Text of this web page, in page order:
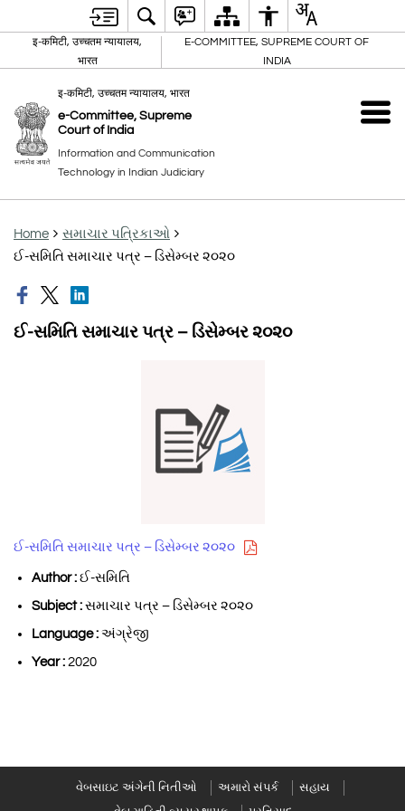
इ-कमिटी, उच्चतम न्यायालय,
भारत
E-COMMITTEE, SUPREME COURT OF
INDIA
इ-कमिटी, उच्चतम न्यायालय, भारत
e-Committee, Supreme
Court of India
Information and Communication
Technology in Indian Judiciary
Home
સમાચાર પત્રિકાઓ
ઈ-સમિતિ સમાચાર પત્ર – ડિસેમ્બર ૨૦૨૦
ઈ-સમિતિ સમાચાર પત્ર – ડિસેમ્બર ૨૦૨૦
ઈ-સમિતિ સમાચાર પત્ર – ડિસેમ્બર ૨૦૨૦
Author : ઈ-સમિતિ
Subject : સમાચાર પત્ર – ડિસેમ્બર ૨૦૨૦
Language : અંગ્રેજી
Year : 2020
વેબસાઇટ અંગેની નિતીઓ અમારો સંપર્ક
સહાય